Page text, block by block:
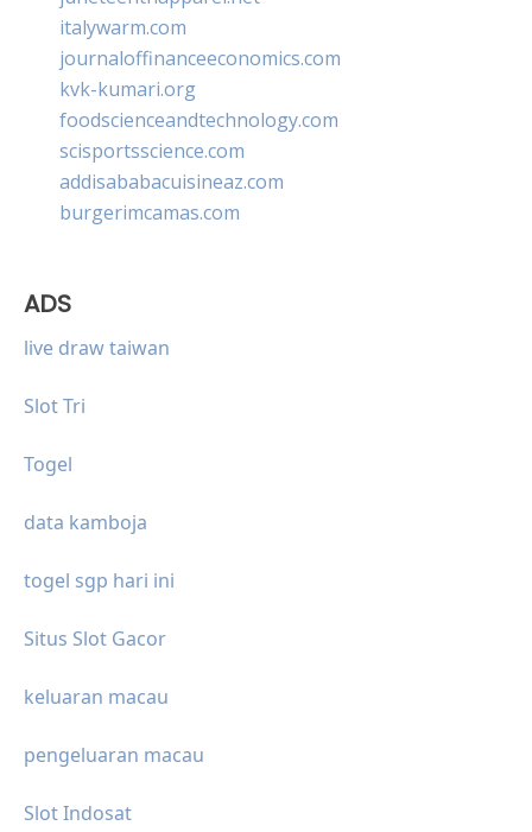
italywarm.com
journaloffinanceeconomics.com
kvk-kumari.org
foodscienceandtechnology.com
scisportsscience.com
addisababacuisineaz.com
burgerimcamas.com
ADS
live draw taiwan
Slot Tri
Togel
data kamboja
togel sgp hari ini
Situs Slot Gacor
keluaran macau
pengeluaran macau
Slot Indosat